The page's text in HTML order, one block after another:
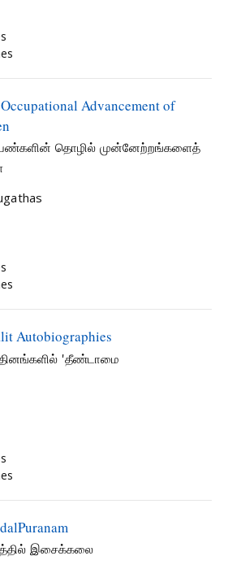
Advancement of
தொழில் முன்னேற்றங்களைத்
Autobiographies
'தீண்டாமை
இசைக்கலை